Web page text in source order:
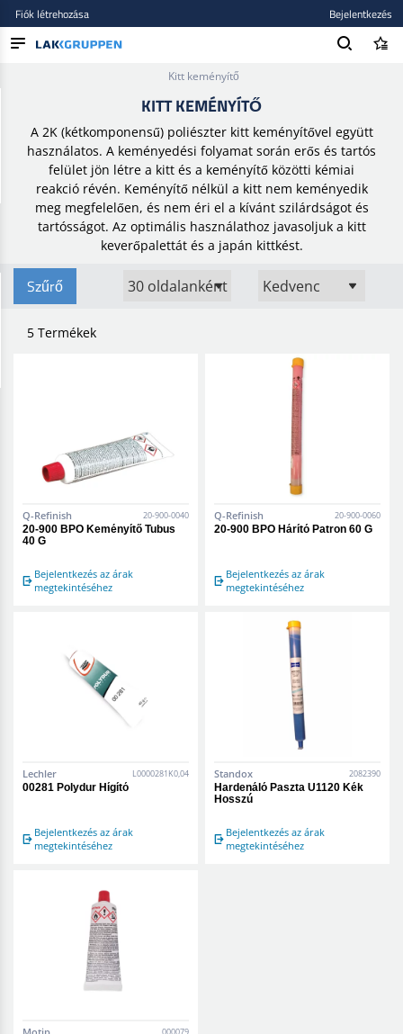
BLOG
MÁRKÁK
ÚJ BEKERÜLT
Fiók létrehozása Bejelentkezés
Kitt keményítő
KITT KEMÉNYÍTŐ
A 2K (kétkomponensű) poliészter kitt keményítővel együtt
használatos. A keményedési folyamat során erős és tartós
felület jön létre a kitt és a keményítő közötti kémiai
reakció révén. Keményítő nélkül a kitt nem keményedik
meg megfelelően, és nem éri el a kívánt szilárdságot és
tartósságot. Az optimális használathoz javasoljuk a kitt
keverőpalettát és a japán kittkést.
Szűrő
5 Termékek
Q-Refinish 20-900-0040
20-900 BPO Keményítő Tubus
40 G
Bejelentkezés az árak
megtekintéséhez
Q-Refinish 20-900-0060
20-900 BPO Hárító Patron 60 G
Bejelentkezés az árak
megtekintéséhez
Lechler L0000281K0,04
00281 Polydur Hígító
Bejelentkezés az árak
megtekintéséhez
Standox 2082390
Hardenáló Paszta U1120 Kék
Hosszú
Bejelentkezés az árak
megtekintéséhez
000079